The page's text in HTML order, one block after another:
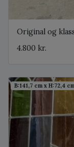
Original og
4.800 kr.
B:141,7 cm x H:72,4